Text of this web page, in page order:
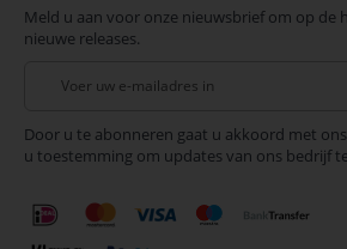
Meld u aan voor onze nieuwsbrief om op de
nieuwe releases.
onze
nieuwsbrief
Door u te abonneren gaat u akkoord met
u toestemming om updates van ons bedrijf